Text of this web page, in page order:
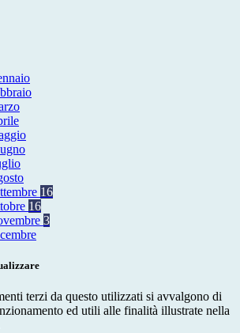
16
16
3
terzi da questo utilizzati si avvalgono di
ed utili alle finalità illustrate nella